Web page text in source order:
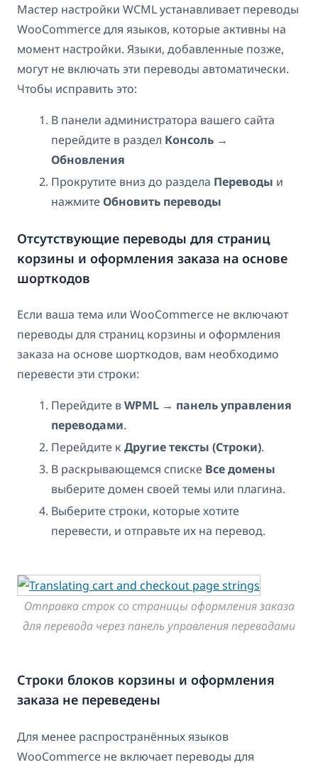
Мастер настройки WCML устанавливает переводы
WooCommerce для языков, которые активны на
момент настройки. Языки, добавленные позже,
могут не включать эти переводы автоматически.
Чтобы исправить это:
В панели администратора вашего сайта
перейдите в раздел Консоль →
Обновления
Прокрутите вниз до раздела Переводы и
нажмите Обновить переводы
Отсутствующие переводы для страниц
корзины и оформления заказа на основе
шорткодов
Если ваша тема или WooCommerce не включают
переводы для страниц корзины и оформления
заказа на основе шорткодов, вам необходимо
перевести эти строки:
Перейдите вWPML → панель управления
переводами.
Перейдите к Другие тексты (Строки).
В раскрывающемся списке Все домены
выберите домен своей темы или плагина.
Выберите строки, которые хотите
перевести, и отправьте их на перевод.
Отправка строк со страницы оформления заказа
для перевода через панель управления переводами
Строки блоков корзины и оформления
заказа не переведены
Для менее распространённых языков
WooCommerce не включает переводы для